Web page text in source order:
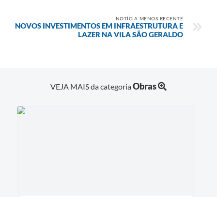
NOTÍCIA MENOS RECENTE
NOVOS INVESTIMENTOS EM INFRAESTRUTURA E
LAZER NA VILA SÃO GERALDO
VEJA MAIS da categoriaObras